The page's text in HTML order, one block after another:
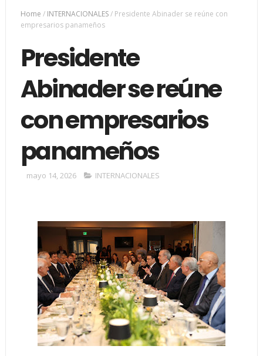
Home / INTERNACIONALES/ Presidente Abinader se reúne con
empresarios panameños
Presidente
Abinader se reúne
con empresarios
panameños
mayo 14, 2026 INTERNACIONALES